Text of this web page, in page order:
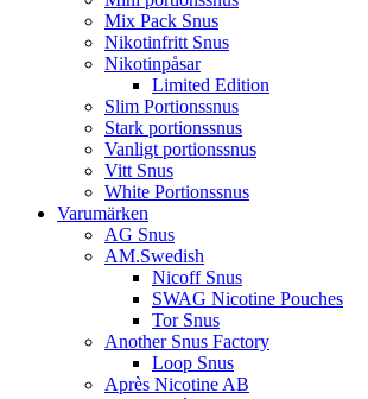
Mix Pack Snus
Nikotinfritt Snus
Nikotinpåsar
Limited Edition
Slim Portionssnus
Stark portionssnus
Vanligt portionssnus
Vitt Snus
White Portionssnus
Varumärken
AG Snus
AM.Swedish
Nicoff Snus
SWAG Nicotine Pouches
Tor Snus
Another Snus Factory
Loop Snus
Après Nicotine AB